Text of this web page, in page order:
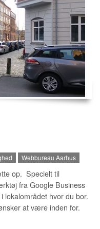
Webbureau Aarhus
op. Specielt til
fra Google Business
lokalområdet hvor du bor.
at være inden for.